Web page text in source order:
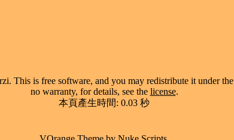
This is free software, and you may redistribute it under the
no warranty, for details, see the license.
本頁產生時間: 0.03 秒